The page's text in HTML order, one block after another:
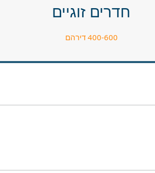
חדרים זוגיים
400-600 דירהם